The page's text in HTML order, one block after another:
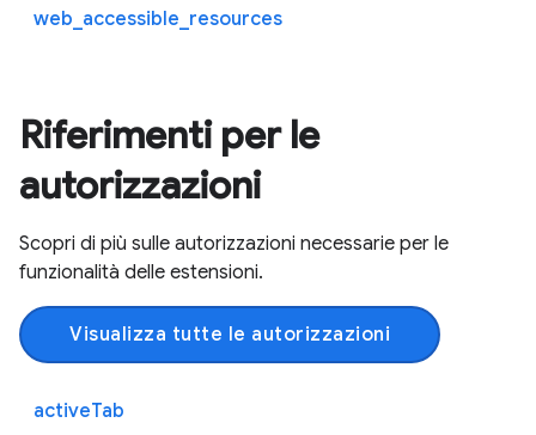
web_accessible_resources
Riferimenti per le
autorizzazioni
Scopri di più sulle autorizzazioni necessarie per le
funzionalità delle estensioni.
Visualizza tutte le autorizzazioni
activeTab